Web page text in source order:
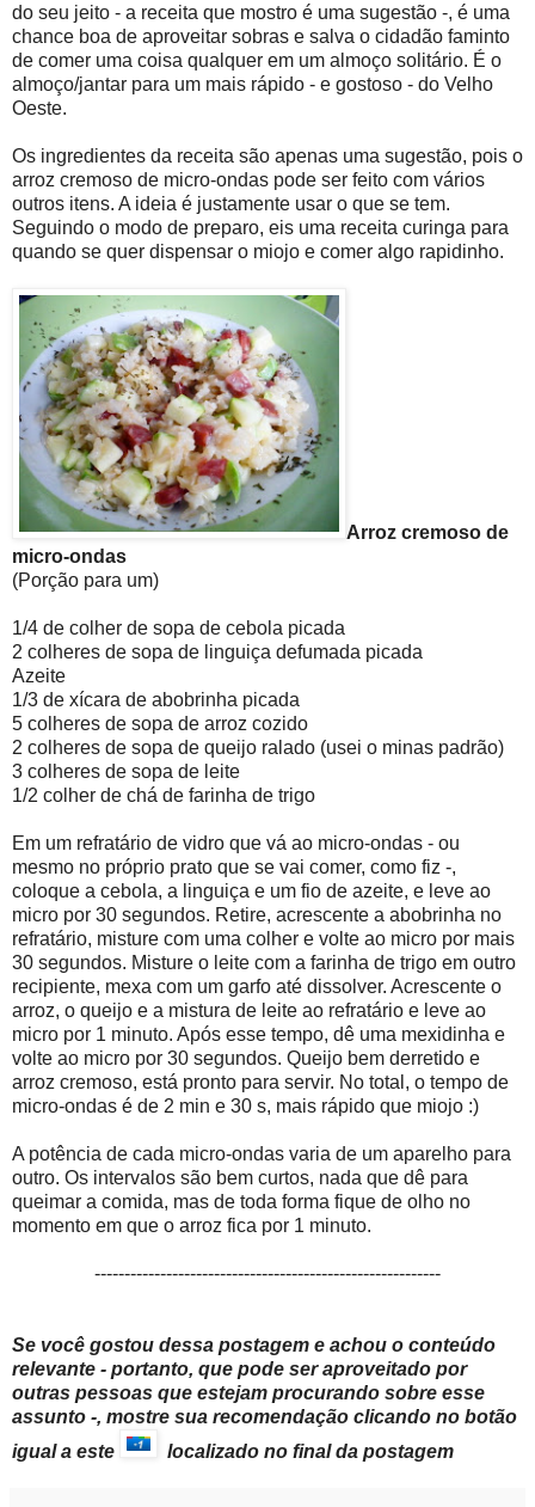
do seu jeito - a receita que mostro é uma sugestão -, é uma
chance boa de aproveitar sobras e salva o cidadão faminto
de comer uma coisa qualquer em um almoço solitário. É o
almoço/jantar para um mais rápido - e gostoso - do Velho
Oeste.
Os ingredientes da receita são apenas uma sugestão, pois o
arroz cremoso de micro-ondas pode ser feito com vários
outros itens. A ideia é justamente usar o que se tem.
Seguindo o modo de preparo, eis uma receita curinga para
quando se quer dispensar o miojo e comer algo rapidinho.
Arroz cremoso de
micro-ondas
(Porção para um)
1/4 de colher de sopa de cebola picada
2 colheres de sopa de linguiça defumada picada
Azeite
1/3 de xícara de abobrinha picada
5 colheres de sopa de arroz cozido
2 colheres de sopa de queijo ralado (usei o minas padrão)
3 colheres de sopa de leite
1/2 colher de chá de farinha de trigo
Em um refratário de vidro que vá ao micro-ondas - ou
mesmo no próprio prato que se vai comer, como fiz -,
coloque a cebola, a linguiça e um fio de azeite, e leve ao
micro por 30 segundos. Retire, acrescente a abobrinha no
refratário, misture com uma colher e volte ao micro por mais
30 segundos. Misture o leite com a farinha de trigo em outro
recipiente, mexa com um garfo até dissolver. Acrescente o
arroz, o queijo e a mistura de leite ao refratário e leve ao
micro por 1 minuto. Após esse tempo, dê uma mexidinha e
volte ao micro por 30 segundos. Queijo bem derretido e
arroz cremoso, está pronto para servir. No total, o tempo de
micro-ondas é de 2 min e 30 s, mais rápido que miojo :)
A potência de cada micro-ondas varia de um aparelho para
outro. Os intervalos são bem curtos, nada que dê para
queimar a comida, mas de toda forma fique de olho no
momento em que o arroz fica por 1 minuto.
----------------------------------------------------------
Se você gostou dessa postagem e achou o conteúdo
relevante - portanto, que pode ser aproveitado por
outras pessoas que estejam procurando sobre esse
assunto -, mostre sua recomendação clicando no botão
igual a este
localizado no final da postagem